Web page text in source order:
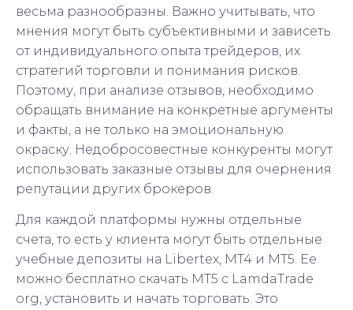
весьма разнообразны. Важно учитывать, что
мнения могут быть субъективными и зависеть
от индивидуального опыта трейдеров, их
стратегий торговли и понимания рисков.
Поэтому, при анализе отзывов, необходимо
обращать внимание на конкретные аргументы
и факты, а не только на эмоциональную
окраску. Недобросовестные конкуренты могут
использовать заказные отзывы для очернения
репутации других брокеров.
Для каждой платформы нужны отдельные
счета, то есть у клиента могут быть отдельные
учебные депозиты на Libertex, MT4 и МТ5. Ее
можно бесплатно скачать МТ5 с LamdaTrade
org, установить и начать торговать. Это